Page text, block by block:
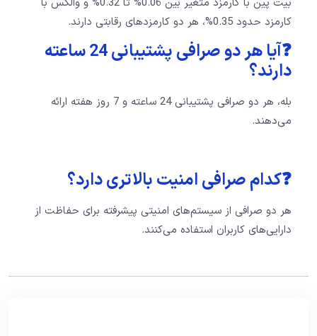
بیت پین با کارمزد متغیر بین 0.06% تا 0.32% و والکس با
کارمزد حدود 0.35%، هر دو کارمزدهای رقابتی دارند.
❓آیا هر دو صرافی پشتیبانی 24 ساعته
دارند؟
بله، هر دو صرافی پشتیبانی 24 ساعته و 7 روز هفته ارائه
می‌دهند.
❓کدام صرافی امنیت بالاتری دارد؟
هر دو صرافی از سیستم‌های امنیتی پیشرفته برای حفاظت از
دارایی‌های کاربران استفاده می‌کنند.